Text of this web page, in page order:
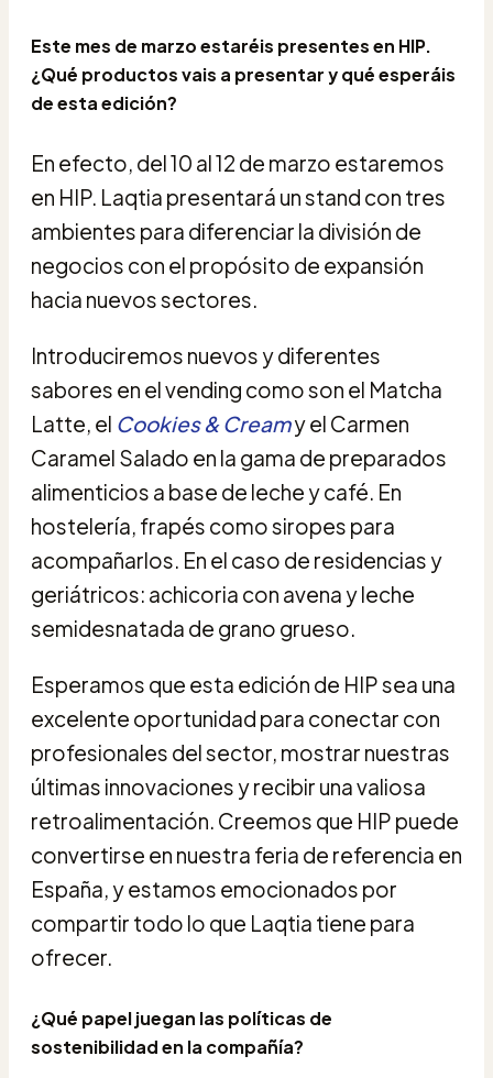
Este mes de marzo estaréis presentes en HIP.
¿Qué productos vais a presentar y qué esperáis
de esta edición?
En efecto, del 10 al 12 de marzo estaremos
en HIP. Laqtia presentará un stand con tres
ambientes para diferenciar la división de
negocios con el propósito de expansión
hacia nuevos sectores.
Introduciremos nuevos y diferentes
sabores en el vending como son el Matcha
Latte, el Cookies & Creamy el Carmen
Caramel Salado en la gama de preparados
alimenticios a base de leche y café. En
hostelería, frapés como siropes para
acompañarlos. En el caso de residencias y
geriátricos: achicoria con avena y leche
semidesnatada de grano grueso.
Esperamos que esta edición de HIP sea una
excelente oportunidad para conectar con
profesionales del sector, mostrar nuestras
últimas innovaciones y recibir una valiosa
retroalimentación. Creemos que HIP puede
convertirse en nuestra feria de referencia en
España, y estamos emocionados por
compartir todo lo que Laqtia tiene para
ofrecer.
¿Qué papel juegan las políticas de
sostenibilidad en la compañía?